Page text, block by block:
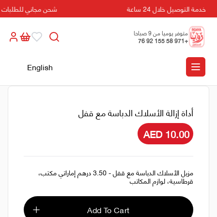
خدمة التوصيل خلال 24 ساعة شحن مجاني للطلبات التي
متوفر يوميا من 9 صباحا
الى 5 مسائا
+971 58 155 92 76
English
أداة إزالة الأسلاك الدباسة مع قفل
AED 10.00
مزيل الأسلاك الدباسة مع قفل - 3.50 درهم إماراتي مكتب،
قرطاسية، لوازم المكاتب
Add To Cart